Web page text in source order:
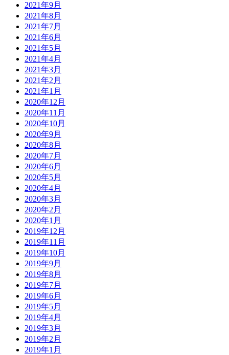
2021年9月
2021年8月
2021年7月
2021年6月
2021年5月
2021年4月
2021年3月
2021年2月
2021年1月
2020年12月
2020年11月
2020年10月
2020年9月
2020年8月
2020年7月
2020年6月
2020年5月
2020年4月
2020年3月
2020年2月
2020年1月
2019年12月
2019年11月
2019年10月
2019年9月
2019年8月
2019年7月
2019年6月
2019年5月
2019年4月
2019年3月
2019年2月
2019年1月